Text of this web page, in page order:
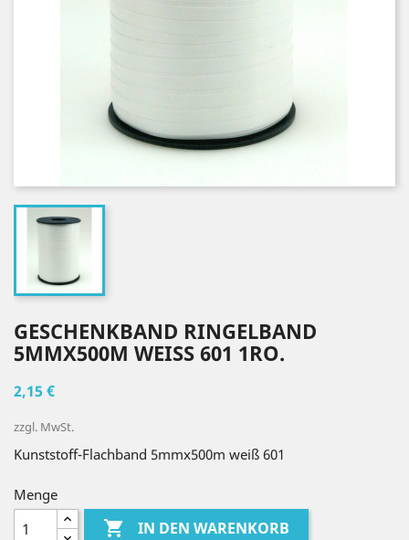
GESCHENKBAND RINGELBAND
5MMX500M WEISS 601 1RO.
2,15 €
zzgl. MwSt.
Kunststoff-Flachband 5mmx500m weiß 601
Menge
 IN DEN WARENKORB